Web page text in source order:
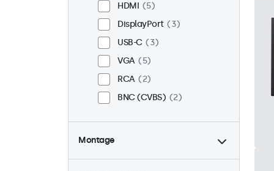
HDMI
5
DisplayPort
3
USB-C
3
VGA
5
RCA
2
BNC (CVBS)
2
Montage
Bureau
4